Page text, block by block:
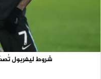
شروط ليفربول